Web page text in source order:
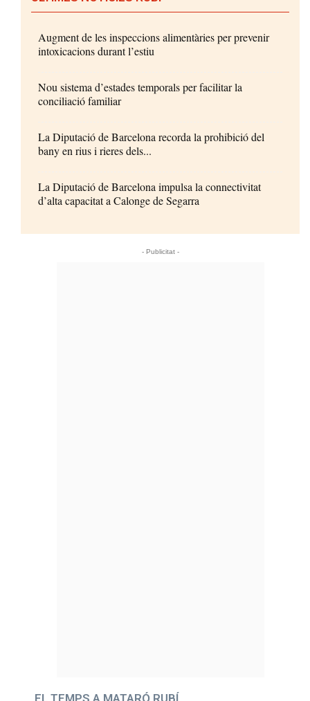
Augment de les inspeccions alimentàries per prevenir
intoxicacions durant l’estiu
Nou sistema d’estades temporals per facilitar la
conciliació familiar
La Diputació de Barcelona recorda la prohibició del
bany en rius i rieres dels...
La Diputació de Barcelona impulsa la connectivitat
d’alta capacitat a Calonge de Segarra
- Publicitat -
EL TEMPS A MATARÓ RUBÍ